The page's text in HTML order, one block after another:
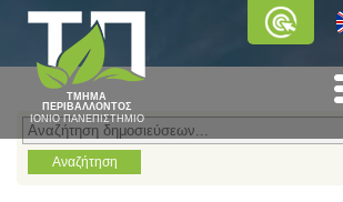
ΤΜΗΜΑ
ΠΕΡΙΒΑΛΛΟΝΤΟΣ
ΙΟΝΙΟ ΠΑΝΕΠΙΣΤΗΜΙΟ